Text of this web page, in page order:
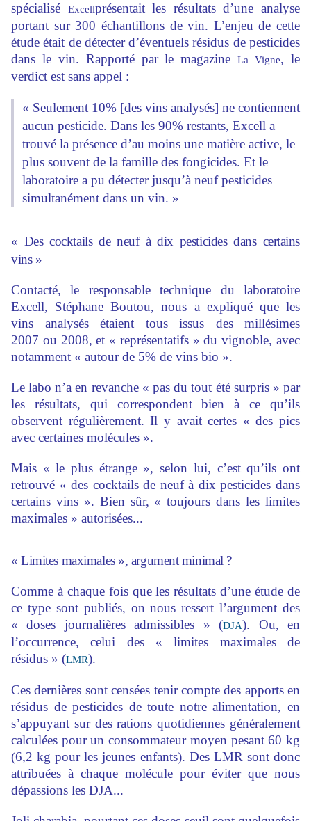
spécialisé
Excellprésentait les résultats d’une analyse
portant sur 300 échantillons de vin. L’enjeu de cette
étude était de détecter d’éventuels résidus de pesticides
dans le vin. Rapporté par le magazineLa Vigne, le
verdict est sans appel :
« Seulement 10% [des vins analysés] ne contiennent
aucun pesticide. Dans les 90% restants, Excell a
trouvé la présence d’au moins une matière active, le
plus souvent de la famille des fongicides. Et le
laboratoire a pu détecter jusqu’à neuf pesticides
simultanément dans un vin. »
« Des cocktails de neuf à dix pesticides dans certains
vins »
Contacté, le responsable technique du laboratoire
Excell, Stéphane Boutou, nous a expliqué que les
vins analysés étaient tous issus des millésimes
2007 ou 2008, et « représentatifs » du vignoble, avec
notamment « autour de 5% de vins bio ».
Le labo n’a en revanche « pas du tout été surpris » par
les résultats, qui correspondent bien à ce qu’ils
observent régulièrement. Il y avait certes « des pics
avec certaines molécules ».
Mais « le plus étrange », selon lui, c’est qu’ils ont
retrouvé « des cocktails de neuf à dix pesticides dans
certains vins ». Bien sûr, « toujours dans les limites
maximales » autorisées...
« Limites maximales », argument minimal ?
Comme à chaque fois que les résultats d’une étude de
ce type sont publiés, on nous ressert l’argument des
« doses journalières admissibles » (DJA). Ou, en
l’occurrence, celui des « limites maximales de
résidus » (LMR).
Ces dernières sont censées tenir compte des apports en
résidus de pesticides de toute notre alimentation, en
s’appuyant sur des rations quotidiennes généralement
calculées pour un consommateur moyen pesant 60 kg
(6,2 kg pour les jeunes enfants). Des LMR sont donc
attribuées à chaque molécule pour éviter que nous
dépassions les DJA...